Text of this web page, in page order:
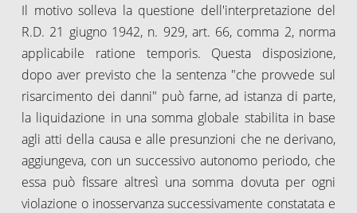
Il motivo solleva la questione dell'interpretazione del
R.D. 21 giugno 1942, n. 929, art. 66, comma 2, norma
applicabile ratione temporis. Questa disposizione,
dopo aver previsto che la sentenza "che provvede sul
risarcimento dei danni" può farne, ad istanza di parte,
la liquidazione in una somma globale stabilita in base
agli atti della causa e alle presunzioni che ne derivano,
aggiungeva, con un successivo autonomo periodo, che
essa può fissare altresì una somma dovuta per ogni
violazione o inosservanza successivamente constatata e